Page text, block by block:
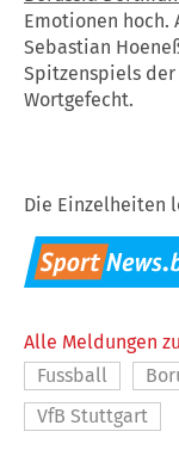
Emotionen hoch.
Sebastian
Spitzenspiels
Wortgefecht.
Die Einzelheiten
Alle Meldungen
Fussball
VfB Stuttgart